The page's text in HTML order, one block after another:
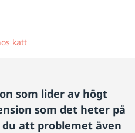
katt
som lider av högt
som det heter på
att problemet även